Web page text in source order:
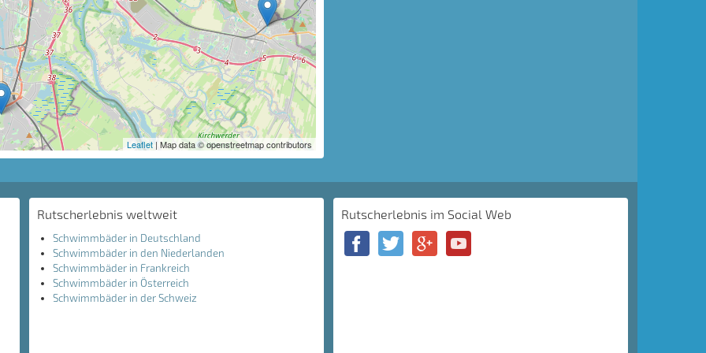
Leaflet | Map data © openstreetmap contributors
Rutscherlebnis weltweit
Schwimmbäder in Deutschland
Schwimmbäder in den Niederlanden
Schwimmbäder in Frankreich
Schwimmbäder in Österreich
Schwimmbäder in der Schweiz
Rutscherlebnis im Social Web